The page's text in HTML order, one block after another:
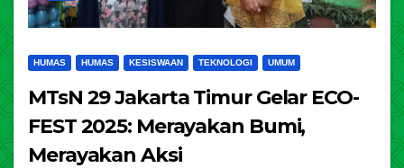
HUMAS HUMAS KESISWAAN TEKNOLOGI UMUM
MTsN 29 Jakarta Timur Gelar ECO-
FEST 2025: Merayakan Bumi,
Merayakan Aksi